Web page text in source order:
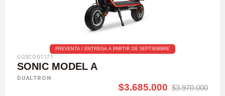
PREVENTA / ENTREGA A PARTIR DE SEPTIEMBRE
UGSCO01171
SONIC MODEL A
DUALTRON
$3.685.000 $3.970.000